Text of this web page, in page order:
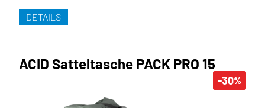
DETAILS
-30%
ACID Satteltasche PACK PRO 15